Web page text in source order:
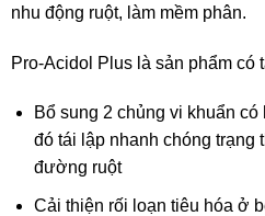
nhu động ruột, làm mềm phân.
Pro-Acidol Plus là sản phẩm có
Bổ sung 2 chủng vi khuẩn
đó tái lập nhanh chóng trạng
đường ruột
Cải thiện rối loạn tiêu hóa ở